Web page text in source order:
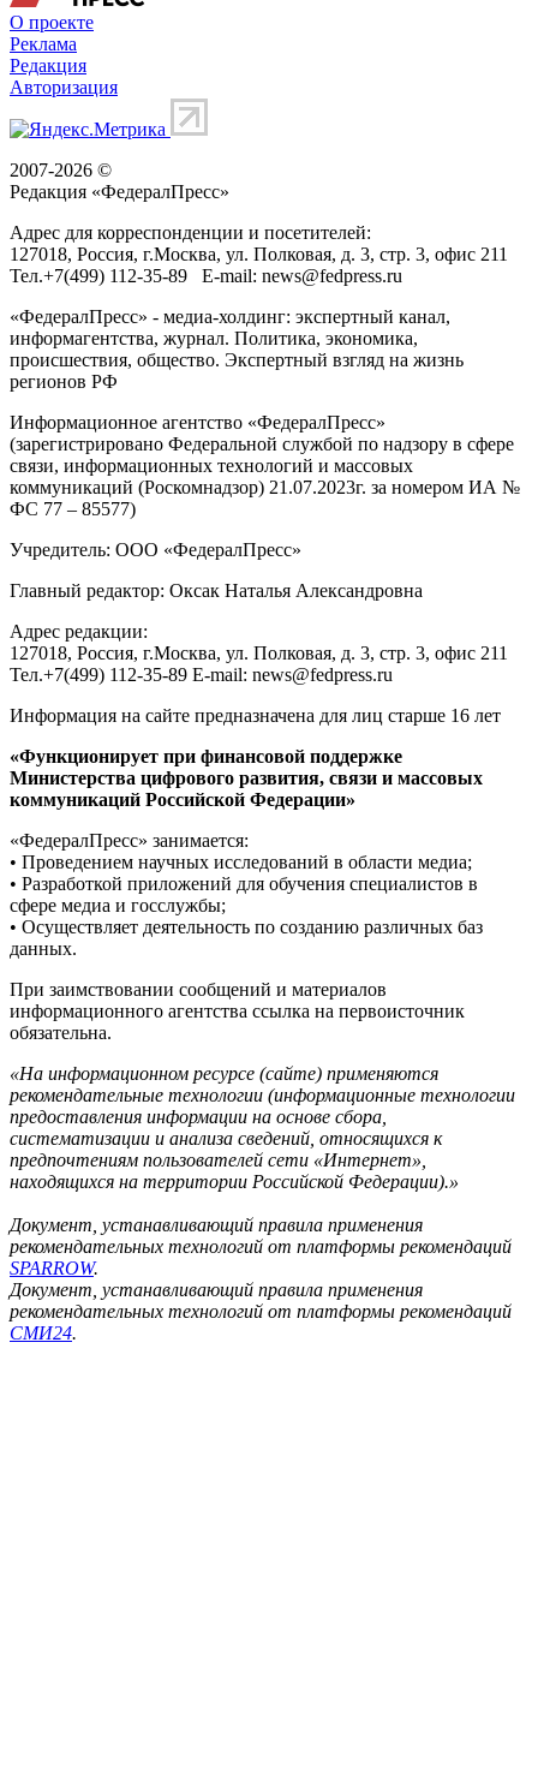
О проекте
Реклама
Редакция
Авторизация
2007-2026 ©
Редакция «ФедералПресс»
Адрес для корреспонденции и посетителей:
127018, Россия, г.Москва, ул. Полковая, д. 3, стр. 3, офис 211
Тел.+7(499) 112-35-89 E-mail: news@fedpress.ru
«ФедералПресс» - медиа-холдинг: экспертный канал,
информагентства, журнал. Политика, экономика,
происшествия, общество. Экспертный взгляд на жизнь
регионов РФ
Информационное агентство «ФедералПресс»
(зарегистрировано Федеральной службой по надзору в сфере
связи, информационных технологий и массовых
коммуникаций (Роскомнадзор) 21.07.2023г. за номером ИА №
ФС 77 – 85577)
Учредитель: ООО «ФедералПресс»
Главный редактор: Оксак Наталья Александровна
Адрес редакции:
127018, Россия, г.Москва, ул. Полковая, д. 3, стр. 3, офис 211
Тел.+7(499) 112-35-89 E-mail: news@fedpress.ru
Информация на сайте предназначена для лиц старше 16 лет
«Функционирует при финансовой поддержке
Министерства цифрового развития, связи и массовых
коммуникаций Российской Федерации»
«ФедералПресс» занимается:
• Проведением научных исследований в области медиа;
• Разработкой приложений для обучения специалистов в
сфере медиа и госслужбы;
• Осуществляет деятельность по созданию различных баз
данных.
При заимствовании сообщений и материалов
информационного агентства ссылка на первоисточник
обязательна.
«На информационном ресурсе (сайте) применяются
рекомендательные технологии (информационные технологии
предоставления информации на основе сбора,
систематизации и анализа сведений, относящихся к
предпочтениям пользователей сети «Интернет»,
находящихся на территории Российской Федерации).»
Документ, устанавливающий правила применения
рекомендательных технологий от платформы рекомендаций
SPARROW.
Документ, устанавливающий правила применения
рекомендательных технологий от платформы рекомендаций
СМИ24.